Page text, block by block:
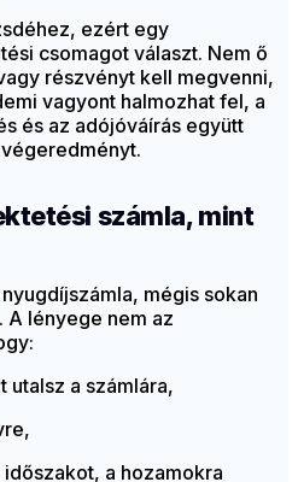
ezért egy
csomagot választ. Nem ő
részvényt kell megvenni,
vagyont halmozhat fel, a
és az adójóváírás együtt
számla, mint
mégis sokan
A lényege nem az
a számlára,
a hozamokra